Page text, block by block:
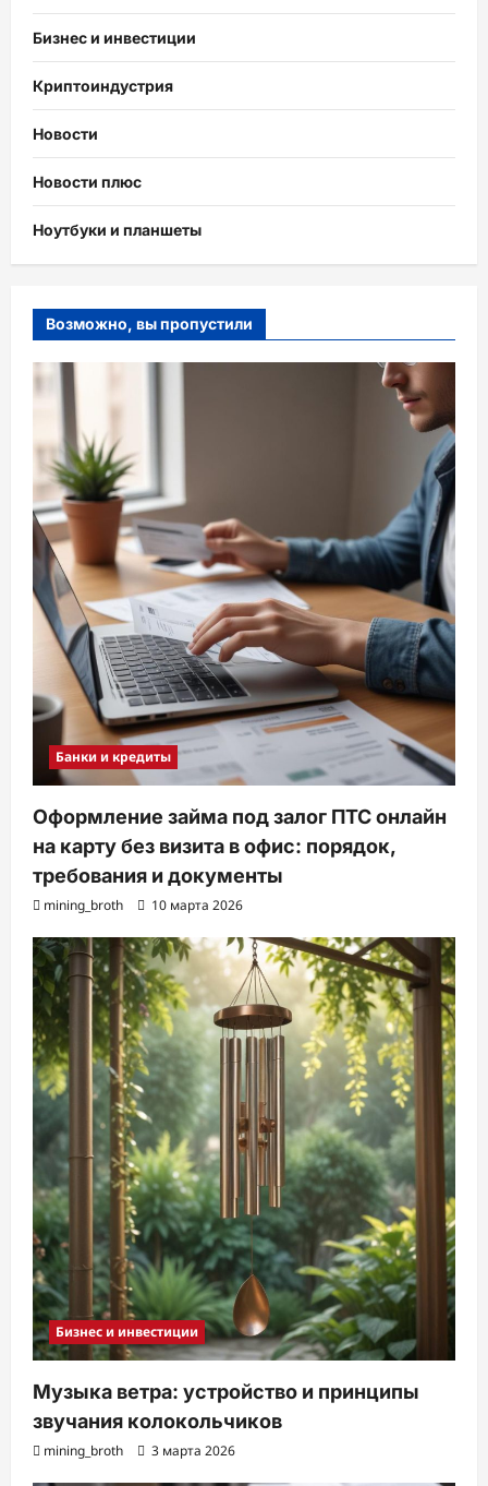
Бизнес и инвестиции
Криптоиндустрия
Новости
Новости плюс
Ноутбуки и планшеты
Возможно, вы пропустили
Банки и кредиты
Оформление займа под залог ПТС онлайн
на карту без визита в офис: порядок,
требования и документы
mining_broth 10 марта 2026
Бизнес и инвестиции
Музыка ветра: устройство и принципы
звучания колокольчиков
mining_broth 3 марта 2026